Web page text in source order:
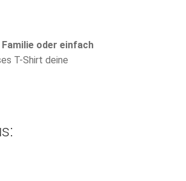
oder einfach
T-Shirt deine